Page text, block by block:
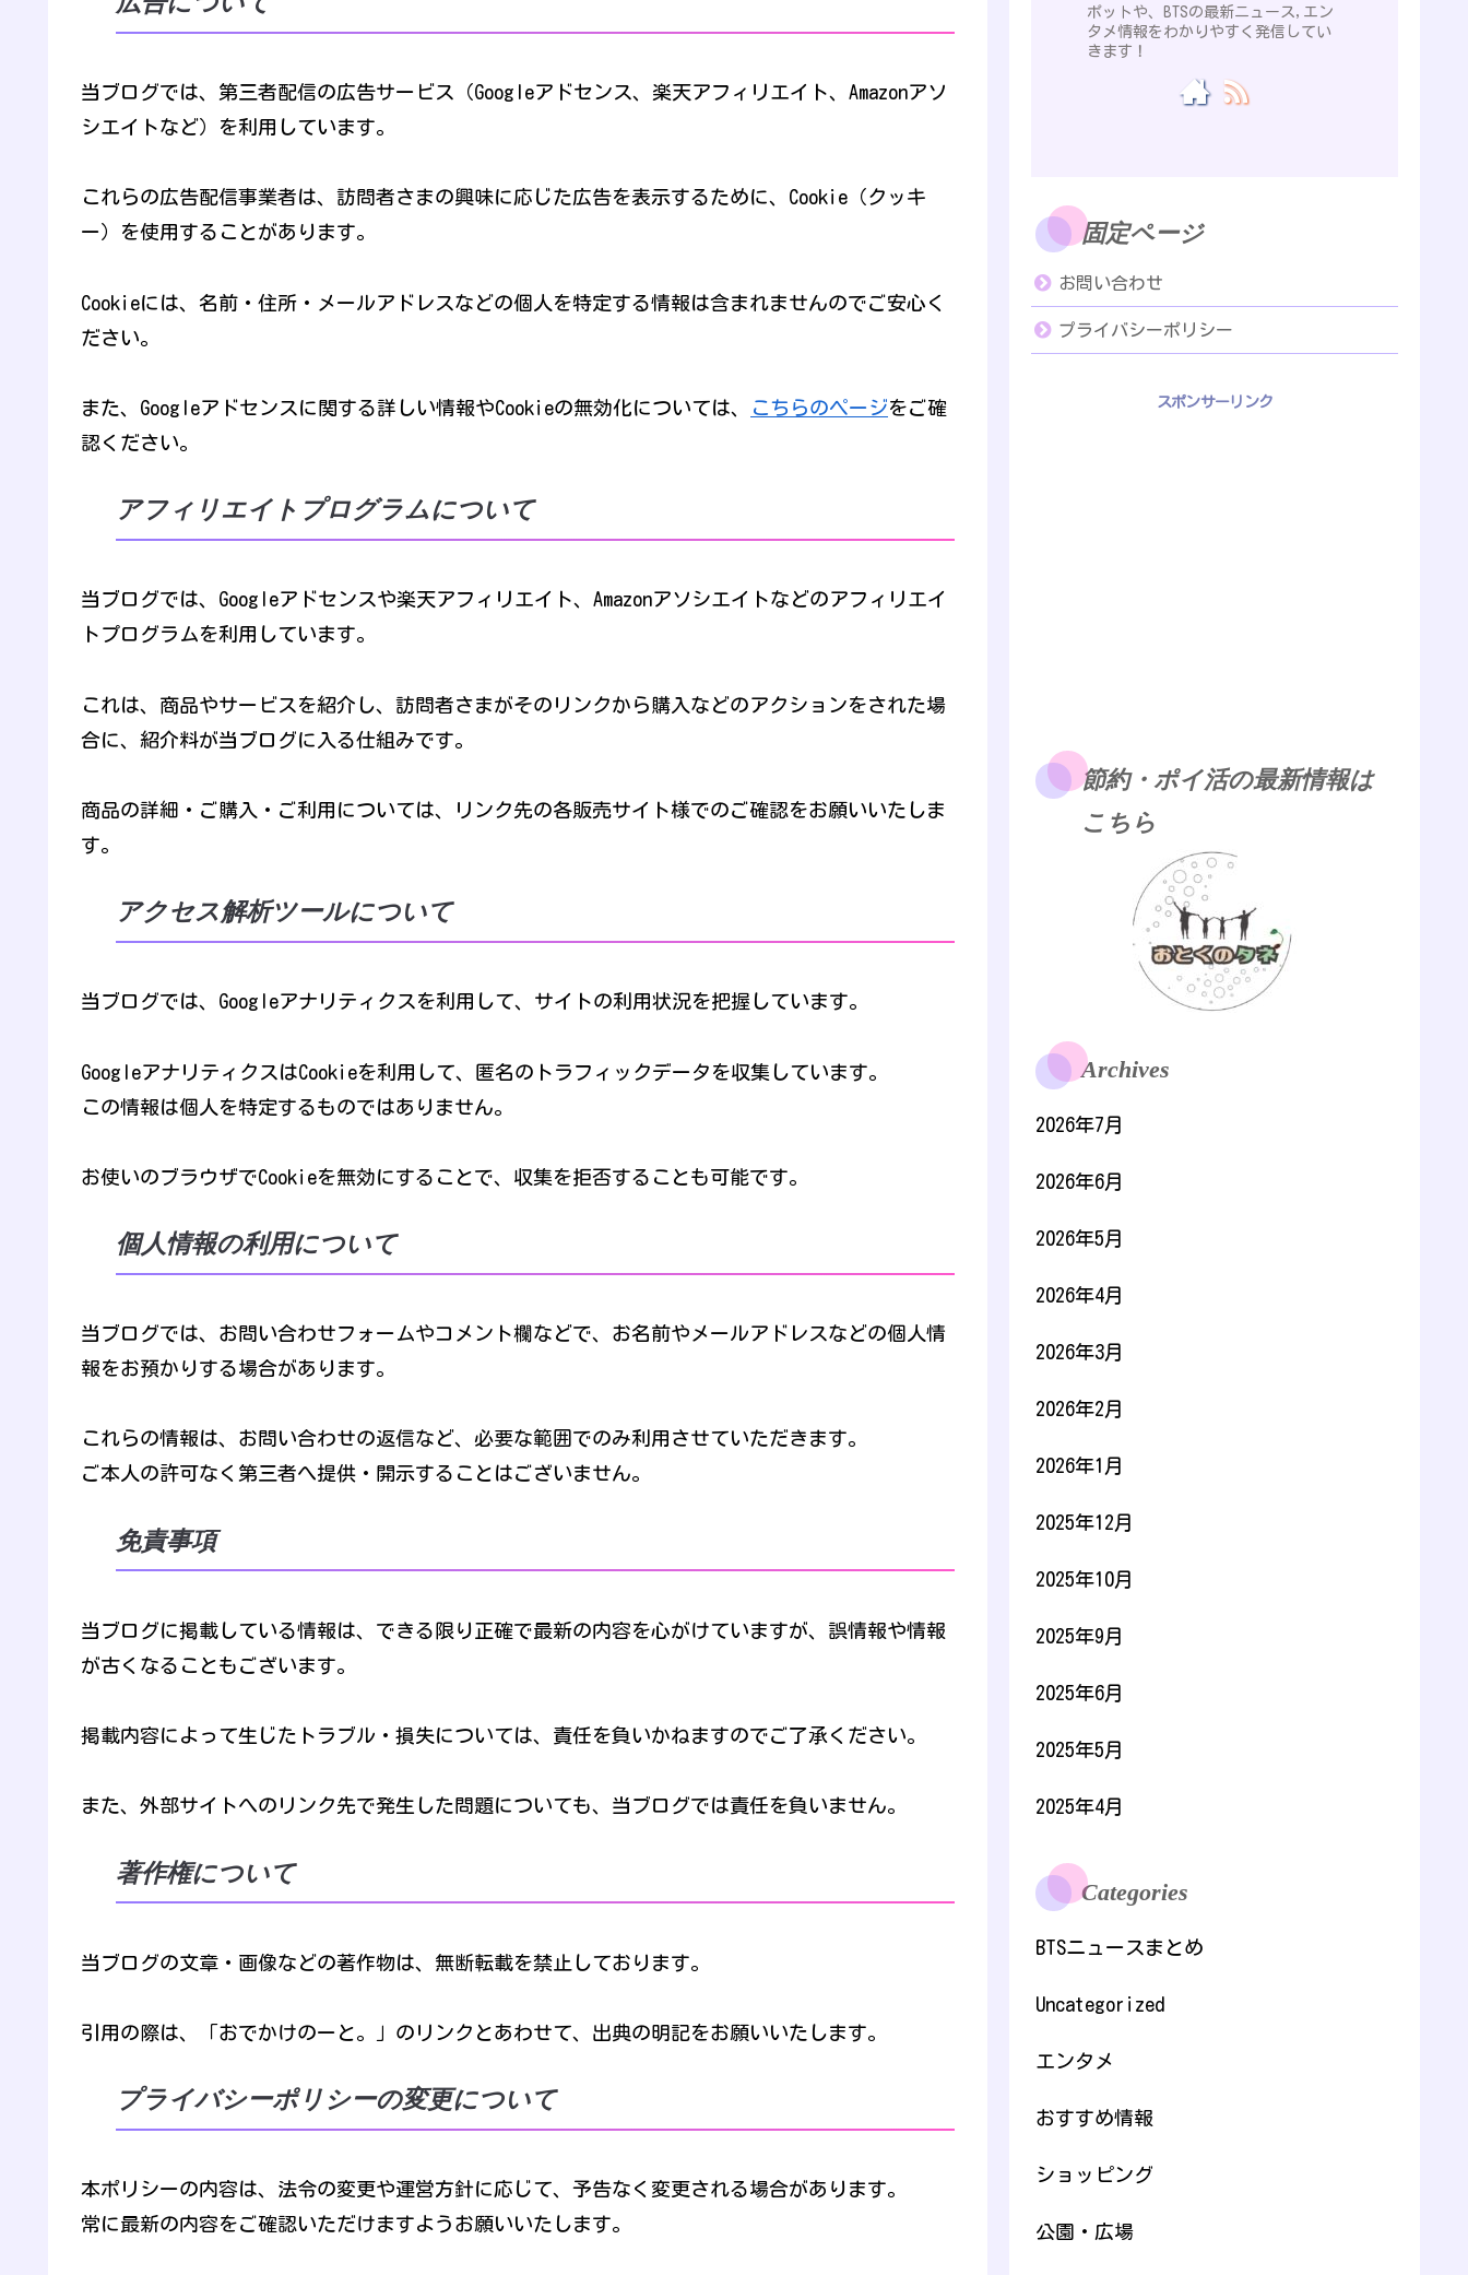
当ブログでは、第三者配信の広告サービス（Googleアドセンス、楽天アフィリエイト、Amazonアソ
シエイトなど）を利用しています。
これらの広告配信事業者は、訪問者さまの興味に応じた広告を表示するために、Cookie（クッキ
ー）を使用することがあります。
Cookieには、名前・住所・メールアドレスなどの個人を特定する情報は含まれませんのでご安心く
ださい。
また、Googleアドセンスに関する詳しい情報やCookieの無効化については、 こちらのページをご確
認ください。
アフィリエイトプログラムについて
当ブログでは、Googleアドセンスや楽天アフィリエイト、Amazonアソシエイトなどのアフィリエイ
トプログラムを利用しています。
これは、商品やサービスを紹介し、訪問者さまがそのリンクから購入などのアクションをされた場
合に、紹介料が当ブログに入る仕組みです。
商品の詳細・ご購入・ご利用については、リンク先の各販売サイト様でのご確認をお願いいたしま
す。
アクセス解析ツールについて
当ブログでは、Googleアナリティクスを利用して、サイトの利用状況を把握しています。
GoogleアナリティクスはCookieを利用して、匿名のトラフィックデータを収集しています。
この情報は個人を特定するものではありません。
お使いのブラウザでCookieを無効にすることで、収集を拒否することも可能です。
個人情報の利用について
当ブログでは、お問い合わせフォームやコメント欄などで、お名前やメールアドレスなどの個人情
報をお預かりする場合があります。
これらの情報は、お問い合わせの返信など、必要な範囲でのみ利用させていただきます。
ご本人の許可なく第三者へ提供・開示することはございません。
免責事項
当ブログに掲載している情報は、できる限り正確で最新の内容を心がけていますが、誤情報や情報
が古くなることもございます。
掲載内容によって生じたトラブル・損失については、責任を負いかねますのでご了承ください。
また、外部サイトへのリンク先で発生した問題についても、当ブログでは責任を負いません。
著作権について
当ブログの文章・画像などの著作物は、無断転載を禁止しております。
引用の際は、「おでかけのーと。」のリンクとあわせて、出典の明記をお願いいたします。
プライバシーポリシーの変更について
本ポリシーの内容は、法令の変更や運営方針に応じて、予告なく変更される場合があります。
常に最新の内容をご確認いただけますようお願いいたします。
ポットや、BTSの最新ニュース,エン
タメ情報をわかりやすく発信してい
きます！
固定ページ
お問い合わせ
プライバシーポリシー
スポンサーリンク
節約・ポイ活の最新情報は
こちら
Archives
2026年7月
2026年6月
2026年5月
2026年4月
2026年3月
2026年2月
2026年1月
2025年12月
2025年10月
2025年9月
2025年6月
2025年5月
2025年4月
Categories
BTSニュースまとめ
Uncategorized
エンタメ
おすすめ情報
ショッピング
公園・広場